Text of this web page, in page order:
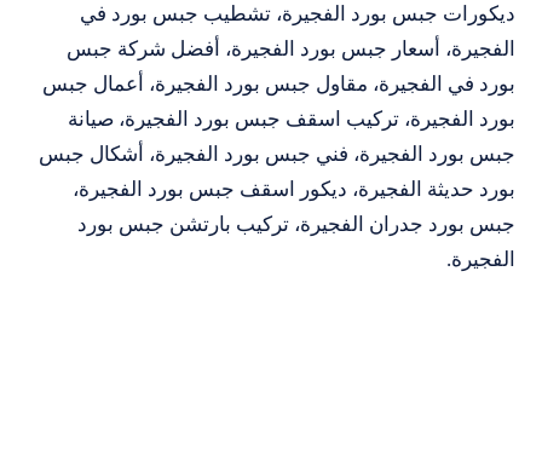
ديكورات جبس بورد الفجيرة، تشطيب جبس بورد في
الفجيرة، أسعار جبس بورد الفجيرة، أفضل شركة جبس
بورد في الفجيرة، مقاول جبس بورد الفجيرة، أعمال جبس
بورد الفجيرة، تركيب اسقف جبس بورد الفجيرة، صيانة
جبس بورد الفجيرة، فني جبس بورد الفجيرة، أشكال جبس
بورد حديثة الفجيرة، ديكور اسقف جبس بورد الفجيرة،
جبس بورد جدران الفجيرة، تركيب بارتشن جبس بورد
الفجيرة.